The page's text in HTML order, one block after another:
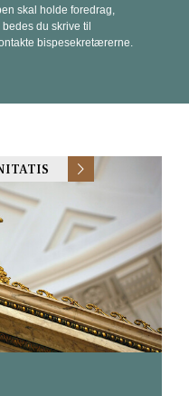
skal holde foredrag,
du skrive til
bispesekretærerne.